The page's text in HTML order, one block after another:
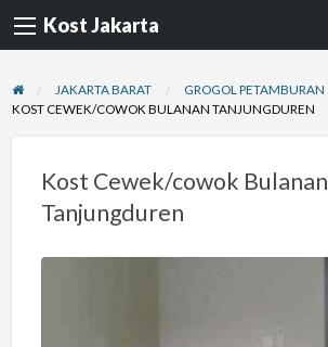
Kost Jakarta
JAKARTA BARAT
GROGOL PETAMBURAN
KOST CEWEK/COWOK BULANAN TANJUNGDUREN
Kost Cewek/cowok Bulanan
Tanjungduren